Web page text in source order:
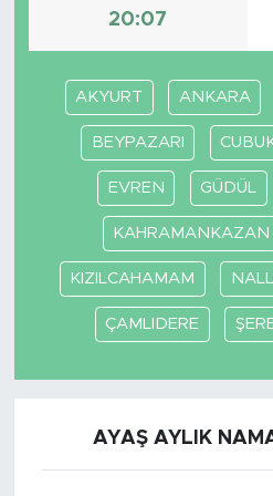
20:07
AKYURT ANKARA
BEYPAZARI
EVREN GÜDÜL
KAHRAMANKAZAN
KIZILCAHAMAM
ÇAMLIDERE
AYAŞ AYLIK